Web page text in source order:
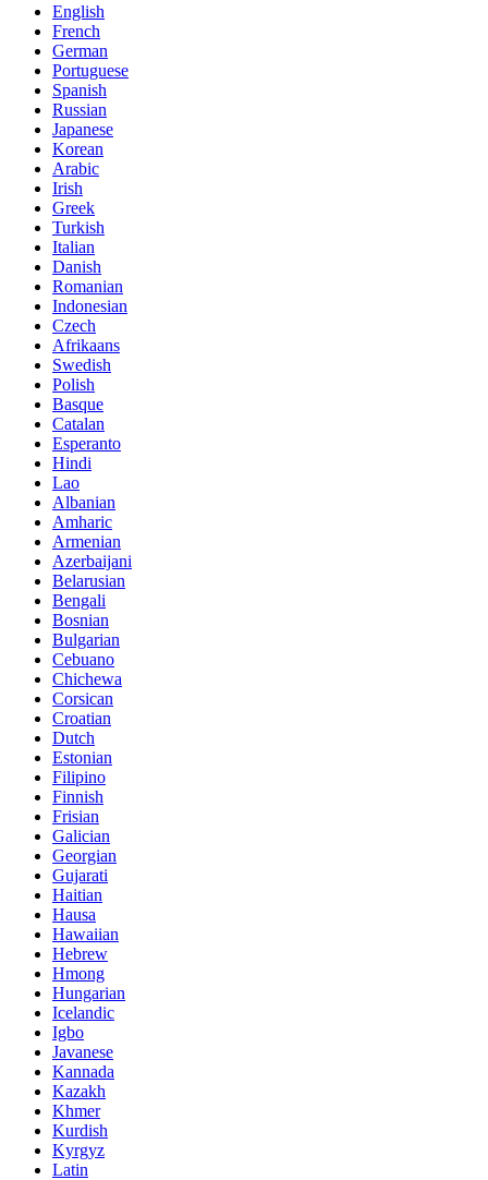
English
French
German
Portuguese
Spanish
Russian
Japanese
Korean
Arabic
Irish
Greek
Turkish
Italian
Danish
Romanian
Indonesian
Czech
Afrikaans
Swedish
Polish
Basque
Catalan
Esperanto
Hindi
Lao
Albanian
Amharic
Armenian
Azerbaijani
Belarusian
Bengali
Bosnian
Bulgarian
Cebuano
Chichewa
Corsican
Croatian
Dutch
Estonian
Filipino
Finnish
Frisian
Galician
Georgian
Gujarati
Haitian
Hausa
Hawaiian
Hebrew
Hmong
Hungarian
Icelandic
Igbo
Javanese
Kannada
Kazakh
Khmer
Kurdish
Kyrgyz
Latin